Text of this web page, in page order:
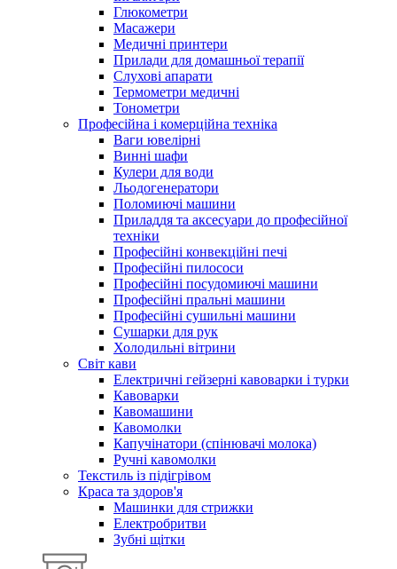
Глюкометри
Масажери
Медичні принтери
Прилади для домашньої терапії
Слухові апарати
Термометри медичні
Тонометри
Професійна і комерційна техніка
Ваги ювелірні
Винні шафи
Кулери для води
Льодогенератори
Поломиючі машини
Приладдя та аксесуари до професійної
техніки
Професійні конвекційні печі
Професійні пилососи
Професійні посудомиючі машини
Професійні пральні машини
Професійні сушильні машини
Сушарки для рук
Холодильні вітрини
Світ кави
Електричні гейзерні кавоварки і турки
Кавоварки
Кавомашини
Кавомолки
Капучінатори (спінювачі молока)
Ручні кавомолки
Текстиль із підігрівом
Краса та здоров'я
Машинки для стрижки
Електробритви
Зубні щітки